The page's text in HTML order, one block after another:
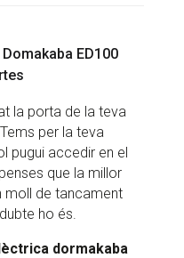
ED100
la porta de la teva
per la teva
pugui accedir en el
que la millor
moll de tancament
ho és.
dormakaba